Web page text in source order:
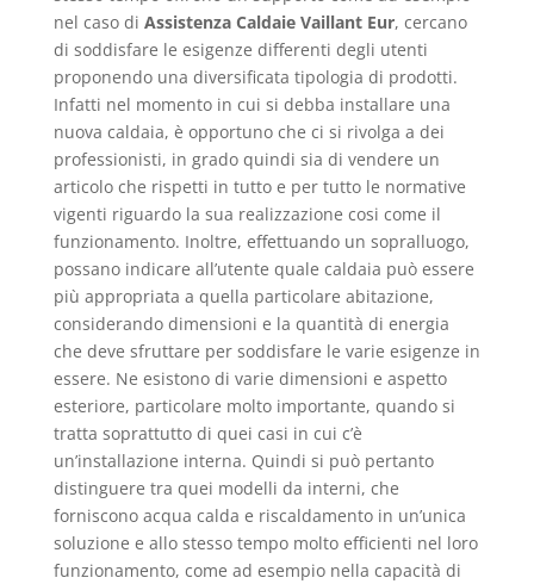
nel caso di Assistenza Caldaie Vaillant Eur, cercano
di soddisfare le esigenze differenti degli utenti
proponendo una diversificata tipologia di prodotti.
Infatti nel momento in cui si debba installare una
nuova caldaia, è opportuno che ci si rivolga a dei
professionisti, in grado quindi sia di vendere un
articolo che rispetti in tutto e per tutto le normative
vigenti riguardo la sua realizzazione cosi come il
funzionamento. Inoltre, effettuando un sopralluogo,
possano indicare all’utente quale caldaia può essere
più appropriata a quella particolare abitazione,
considerando dimensioni e la quantità di energia
che deve sfruttare per soddisfare le varie esigenze in
essere. Ne esistono di varie dimensioni e aspetto
esteriore, particolare molto importante, quando si
tratta soprattutto di quei casi in cui c’è
un’installazione interna. Quindi si può pertanto
distinguere tra quei modelli da interni, che
forniscono acqua calda e riscaldamento in un’unica
soluzione e allo stesso tempo molto efficienti nel loro
funzionamento, come ad esempio nella capacità di